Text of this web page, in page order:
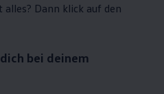
Dann klick auf den
bei deinem